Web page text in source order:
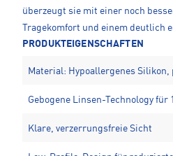
überzeugt sie mit einer noch
Tragekomfort und einem deutlich
PRODUKTEIGENSCHAFTEN
Material: Hypoallergenes
Gebogene Linsen-Technology für
Klare, verzerrungsfreie Sicht